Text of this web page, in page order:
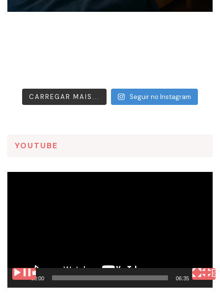
CARREGAR MAIS... Seguir no Instagram
YOUTUBE
00:00 06:35